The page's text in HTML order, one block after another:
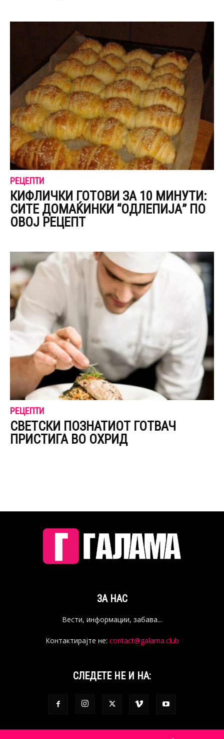
РЕЦЕПТИ
КИФЛИЧКИ ГОТОВИ ЗА 10 МИНУТИ:
СИТЕ ДОМАЌИНКИ “ОДЛЕПИЈА” ПО
ОВОЈ РЕЦЕПТ
РЕЦЕПТИ
СВЕТСКИ ПОЗНАТИОТ ГОТВАЧ
ПРИСТИГА ВО ОХРИД
ЗА НАС
Вести, информации, забава...
Контактирајте не: contact@galama.club
СЛЕДЕТЕ НЕ И НА: